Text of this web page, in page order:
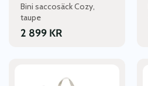
Bini saccosäck Cozy,
taupe
2 899 KR